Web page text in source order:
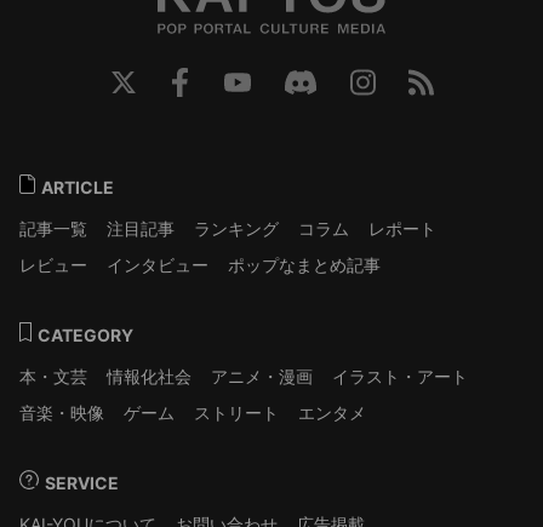
ARTICLE
記事一覧
注目記事 ランキング コラム
レポート
レビュー
インタビュー ポップなまとめ記事
CATEGORY
本・文芸
情報化社会 アニメ・漫画
イラスト・アート
音楽・映像
ゲーム ストリート エンタメ
SERVICE